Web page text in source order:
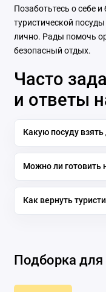
Позаботьтесь о себе
туристической
лично. Рады помочь
безопасный отдых.
Часто
и ответы
Какую посуду
Можно ли готовить
Как вернуть
Подборка для